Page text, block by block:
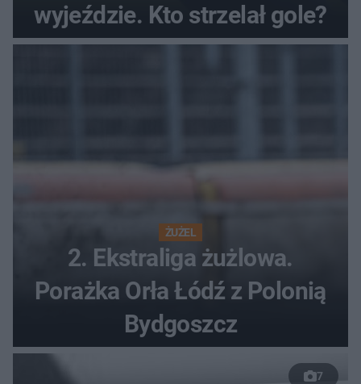
wyjeździe. Kto strzelał gole?
ŻUŻEL
2. Ekstraliga żużlowa.
Porażka Orła Łódź z Polonią
Bydgoszcz
7